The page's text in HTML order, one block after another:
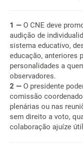
1 — O CNE deve
audição de
sistema educativo,
educação, anteriores
personalidades a
observadores.
2 — O presidente
comissão
plenárias ou nas
sem direito a voto,
colaboração ajuíze